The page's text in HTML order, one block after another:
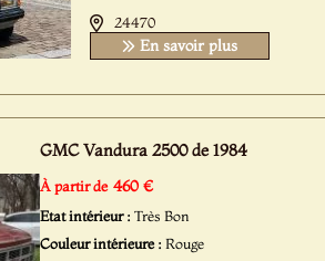
24470
En savoir plus
GMC Vandura 2500 de 1984
À partir de 460 €
Etat intérieur : Très Bon
Couleur intérieure : Rouge